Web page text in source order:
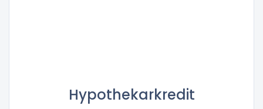
Hypothekarkredit